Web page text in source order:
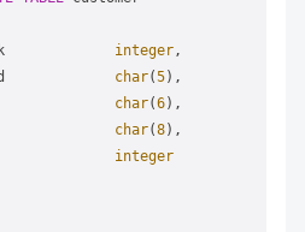
integer,
char(5),
char(6),
char(8),
integer